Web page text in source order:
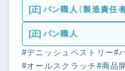
[正] パン職人（製造責任者
[正] パン職人
#デニッシュペストリー#
#オールスクラッチ #商品